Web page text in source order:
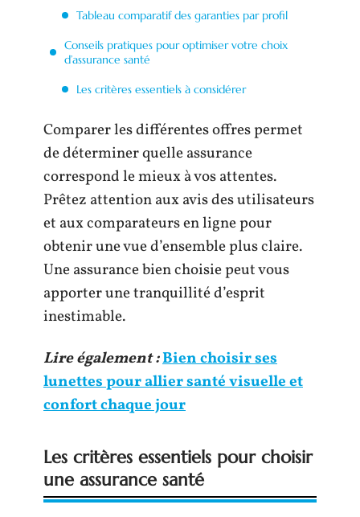
Tableau comparatif des garanties par profil
Conseils pratiques pour optimiser votre choix
d’assurance santé
Les critères essentiels à considérer
Comparer les différentes offres permet
de déterminer quelle assurance
correspond le mieux à vos attentes.
Prêtez attention aux avis des utilisateurs
et aux comparateurs en ligne pour
obtenir une vue d’ensemble plus claire.
Une assurance bien choisie peut vous
apporter une tranquillité d’esprit
inestimable.
Lire également :Bien choisir ses
lunettes pour allier santé visuelle et
confort chaque jour
Les critères essentiels pour choisir
une assurance santé